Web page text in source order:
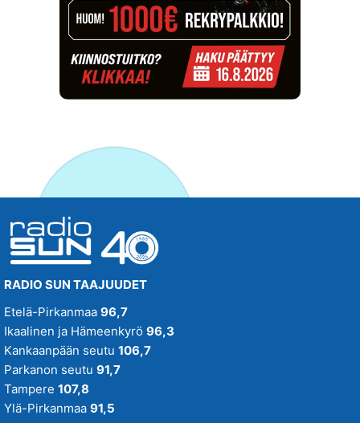
RADIO SUN TAAJUUDET
Etelä-Pirkanmaa 96,7
Ikaalinen ja Hämeenkyrö 96,3
Kankaanpään seutu 106,7
Parkanon seutu 91,7
Tampere 107,8
Ylä-Pirkanmaa 91,5